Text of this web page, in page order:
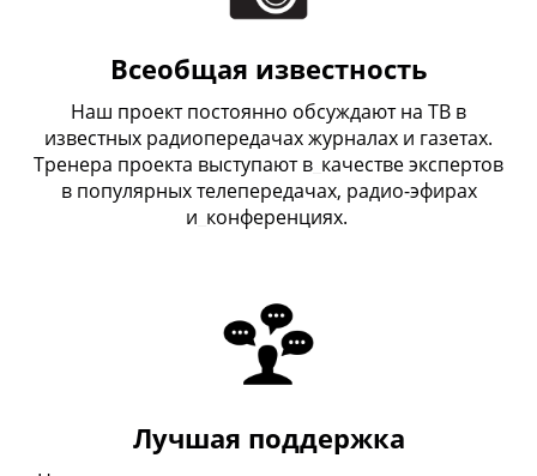
Всеобщая известность
Наш проект постоянно обсуждают на ТВ в
известных радиопередачах журналах и газетах.
Тренера проекта выступают в качестве экспертов
в популярных телепередачах, радио-эфирах
и конференциях.
Лучшая поддержка